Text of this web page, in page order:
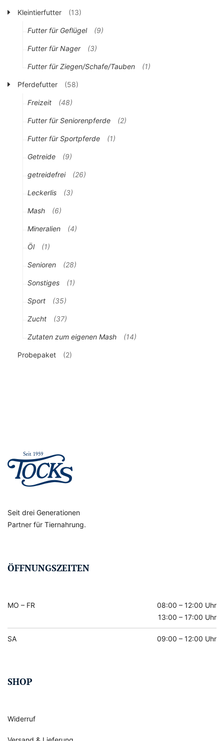
Kleintierfutter (13)
Futter für Geflügel (9)
Futter für Nager (3)
Futter für Ziegen/Schafe/Tauben (1)
Pferdefutter (58)
Freizeit (48)
Futter für Seniorenpferde (2)
Futter für Sportpferde (1)
Getreide (9)
getreidefrei (26)
Leckerlis (3)
Mash (6)
Mineralien (4)
Öl (1)
Senioren (28)
Sonstiges (1)
Sport (35)
Zucht (37)
Zutaten zum eigenen Mash (14)
Probepaket (2)
Seit drei Generationen
Partner für Tiernahrung.
ÖFFNUNGSZEITEN
MO – FR
08:00 – 12:00 Uhr
13:00 – 17:00 Uhr
SA 09:00 – 12:00 Uhr
SHOP
Widerruf